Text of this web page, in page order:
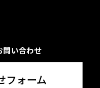
問い合わせ
フォーム